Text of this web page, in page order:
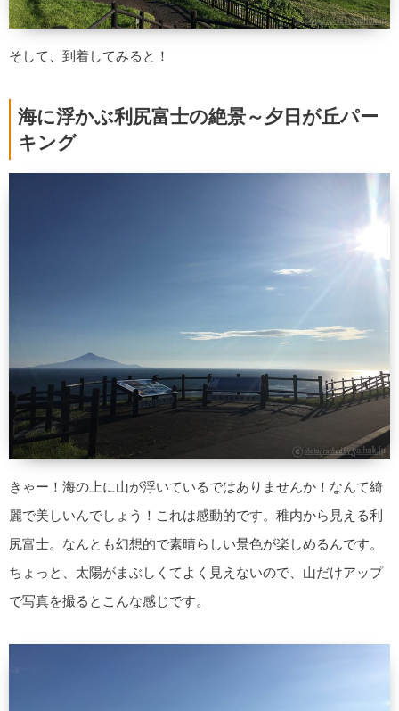
そして、到着してみると！
海に浮かぶ利尻富士の絶景～夕日が丘パー
キング
きゃー！海の上に山が浮いているではありませんか！なんて綺
麗で美しいんでしょう！これは感動的です。稚内から見える利
尻富士。なんとも幻想的で素晴らしい景色が楽しめるんです。
ちょっと、太陽がまぶしくてよく見えないので、山だけアップ
で写真を撮るとこんな感じです。